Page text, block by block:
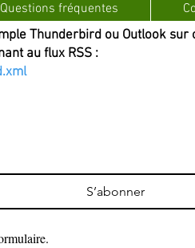
Questions fréquentes
Thunderbird ou Outlook sur
au flux RSS :
S’abonner